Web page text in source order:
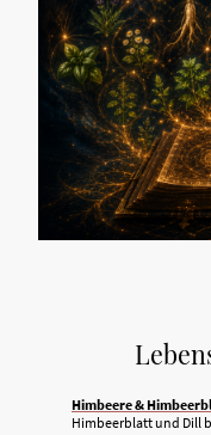
Himbeere &
Himbeerblatt und Dill